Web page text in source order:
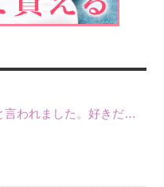
一度別れた彼から「会いたい」と言われました。好きだけど不倫だから別れたので、私もまだ好きだし会いたい気持ちはあります。